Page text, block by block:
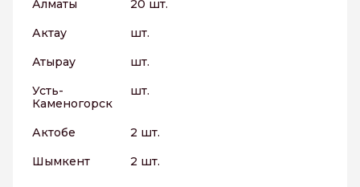
Алматы
20 шт.
Актау
шт.
Атырау
шт.
Усть-
Каменогорск
шт.
Актобе
2 шт.
Шымкент
2 шт.